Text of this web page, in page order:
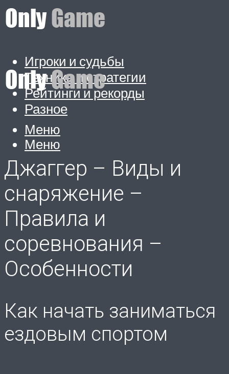
Игроки и судьбы
Техника и стратегии
Рейтинги и рекорды
Разное
Меню
Меню
Джаггер – Виды и
снаряжение –
Правила и
соревнования –
Особенности
Как начать заниматься
ездовым спортом